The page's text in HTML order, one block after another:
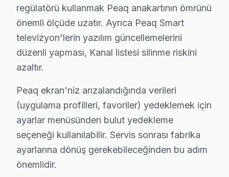
Televizyonunuzun ömrünü kısaltan alışkanlıklardan
Teknisyen önerileri:
• Sarıyer'de orijinal güç kablosu ve adaptör kullanın
• Sarıyer'de HDMI kablolarını çekip takmadan önce
• Direkt güneş ışığı ve ısı kaynaklarından
• Sarıyer'de UPS veya gerilim regülatörü ile ani
• Ekran parlaklığını Sarıyer'de ortam ışığına göre
• Enerji tasarrufu için kullanmadığınızda Sarıyer'de
Sarıyer'da düzenli bakım ve doğru kullanım ile Peaq
Sarıyer Mahalle Bazlı Peaq TV Servis Kapsamı
regülatörü kullanmak Peaq anakartının ömrünü
önemli ölçüde uzatır. Ayrıca Peaq Smart
televizyon'lerin yazılım güncellemelerini
düzenli yapması, Kanal listesi silinme riskini
azaltır.
Peaq ekran'niz arızalandığında verileri
(uygulama profilleri, favoriler) yedeklemek için
ayarlar menüsünden bulut yedekleme
seçeneği kullanılabilir. Servis sonrası fabrika
ayarlarına dönüş gerekebileceğinden bu adım
önemlidir.